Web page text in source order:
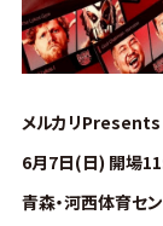
ン
グ・
ノ
メルカリPresents
6月7日(日) 開場
青森・河西体育セ